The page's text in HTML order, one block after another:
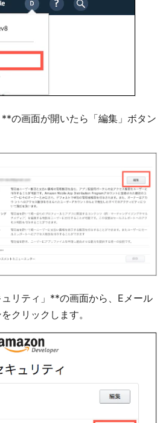
の画面が開いたら「編集」ボタン
リティ」**の画面から、Eメール
クリックします。